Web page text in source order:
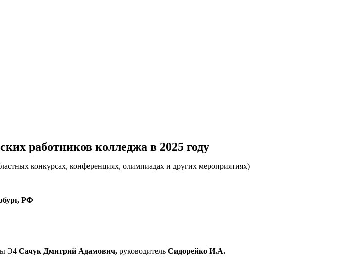
работников колледжа в 2025 году
конкурсах, конференциях, олимпиадах и других мероприятиях)
РФ
Э4 Сачук Дмитрий Адамович, руководитель Сидорейко И.А.